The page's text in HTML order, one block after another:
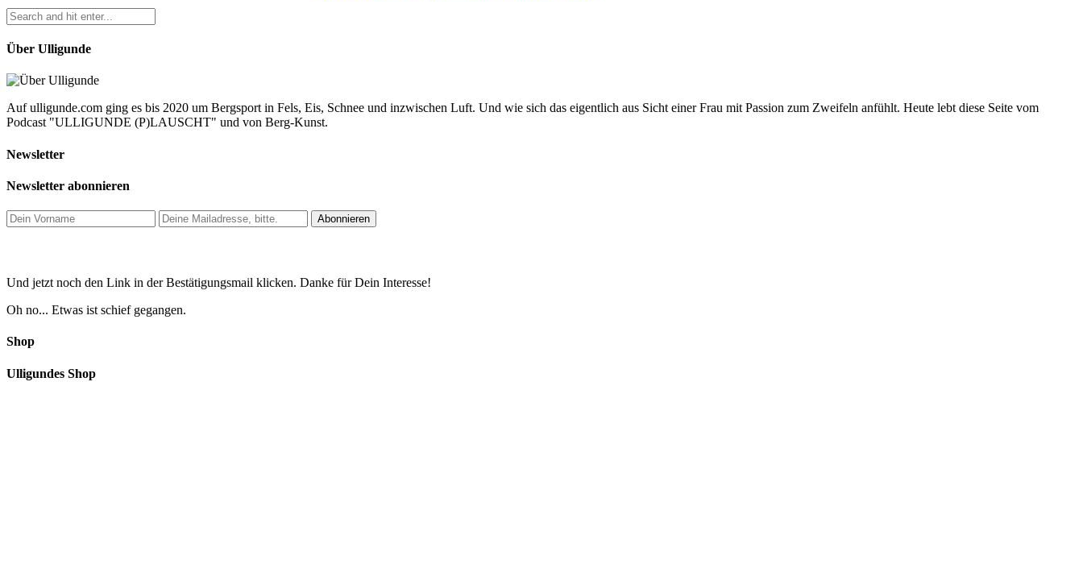
Über Ulligunde
Auf ulligunde.com ging es bis 2020 um Bergsport in Fels, Eis, Schnee und inzwischen Luft. Und wie sich das eigentlich aus Sicht einer Frau mit Passion zum Zweifeln anfühlt. Heute lebt diese Seite vom
Podcast "ULLIGUNDE (P)LAUSCHT" und von Berg-Kunst.
Newsletter
Newsletter abonnieren
Und jetzt noch den Link in der Bestätigungsmail klicken. Danke für Dein Interesse!
Oh no... Etwas ist schief gegangen.
Shop
Ulligundes Shop